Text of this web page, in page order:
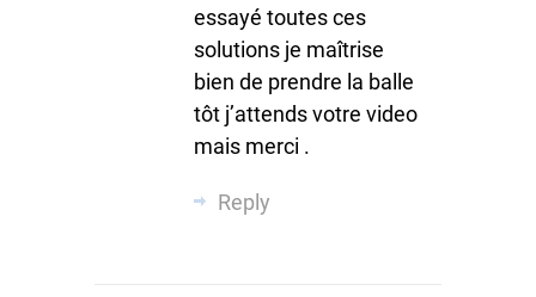
essayé toutes ces
solutions je maîtrise
bien de prendre la balle
tôt j’attends votre video
mais merci .
Reply